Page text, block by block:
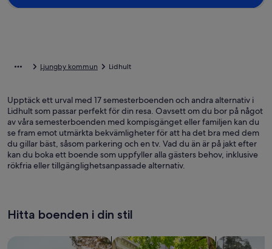
Ljungby kommun Lidhult
Upptäck ett urval med 17 semesterboenden och andra alternativ i
Lidhult som passar perfekt för din resa. Oavsett om du bor på något
av våra semesterboenden med kompisgänget eller familjen kan du
se fram emot utmärkta bekvämligheter för att ha det bra med dem
du gillar bäst, såsom parkering och en tv. Vad du än är på jakt efter
kan du boka ett boende som uppfyller alla gästers behov, inklusive
rökfria eller tillgänglighetsanpassade alternativ.
Hitta boenden i din stil
Sök bland lägenheter sök efter